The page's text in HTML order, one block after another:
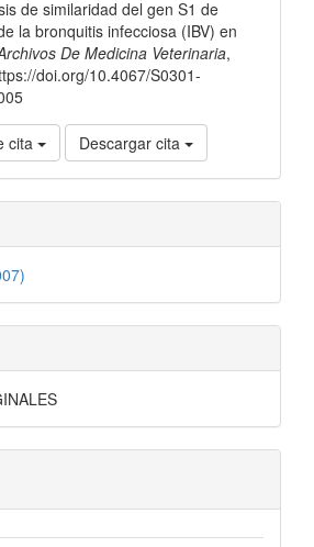
de similaridad del gen S1 de
la bronquitis infecciosa (IBV) en
De Medicina Veterinaria,
doi.org/10.4067/S0301-
cita Descargar cita